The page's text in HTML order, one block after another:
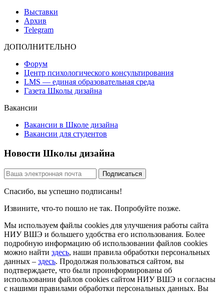
Выставки
Архив
Telegram
ДОПОЛНИТЕЛЬНО
Форум
Центр психологического консультирования
LMS — единая образовательная среда
Газета Школы дизайна
Вакансии
Вакансии в Школе дизайна
Вакансии для студентов
Новости Школы дизайна
Спасибо, вы успешно подписаны!
Извините, что-то пошло не так. Попробуйте позже.
Мы используем файлы cookies для улучшения работы сайта
НИУ ВШЭ и большего удобства его использования. Более
подробную информацию об использовании файлов cookies
можно найти здесь, наши правила обработки персональных
данных – здесь. Продолжая пользоваться сайтом, вы
подтверждаете, что были проинформированы об
использовании файлов cookies сайтом НИУ ВШЭ и согласны
с нашими правилами обработки персональных данных. Вы